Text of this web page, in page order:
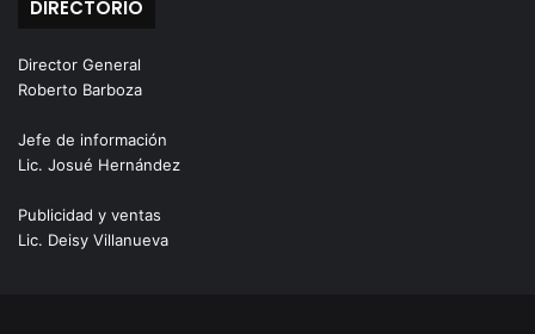
DIRECTORIO
Director General
Roberto Barboza
Jefe de información
Lic. Josué Hernández
Publicidad y ventas
Lic. Deisy Villanueva